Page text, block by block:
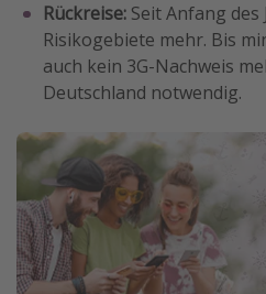
Rückreise: Seit Anfang
Risikogebiete mehr. Bis
auch kein 3G-Nachweis
Deutschland notwendig.